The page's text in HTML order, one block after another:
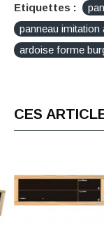
Etiquettes :
panneau imitation
ardoise forme
CES